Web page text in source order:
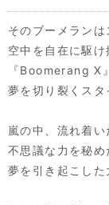
そのブーメラン
空中を自在に駆け
『Boomerang X
夢を切り裂くスタ
嵐の中、流れ着い
不思議な力を秘
夢を引き起こした